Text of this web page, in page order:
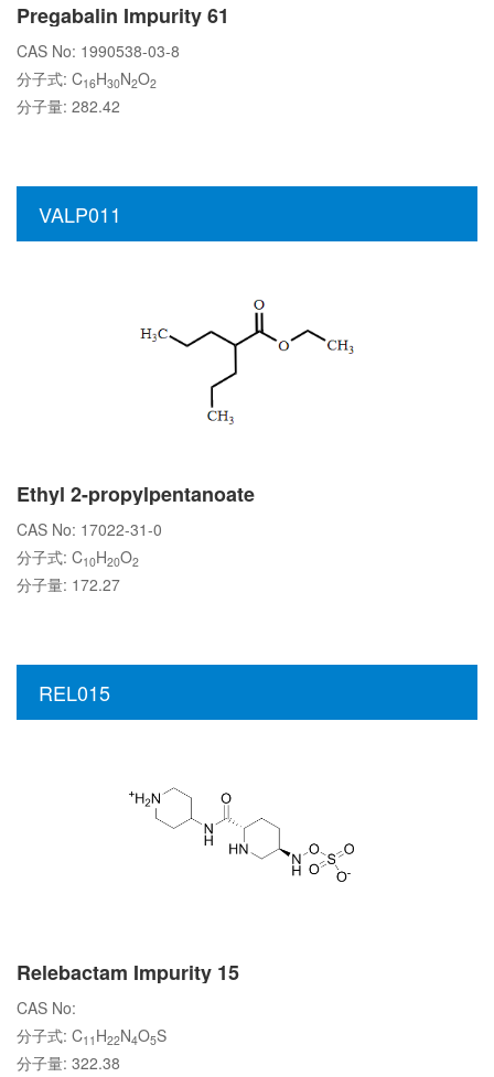
Pregabalin Impurity 61
CAS No: 1990538-03-8
分子式: C16H30N2O2
分子量: 282.42
VALP011
Ethyl 2-propylpentanoate
CAS No: 17022-31-0
分子式: C10H20O2
分子量: 172.27
REL015
Relebactam Impurity 15
CAS No:
分子式: C11 H22N4O5S
分子量: 322.38